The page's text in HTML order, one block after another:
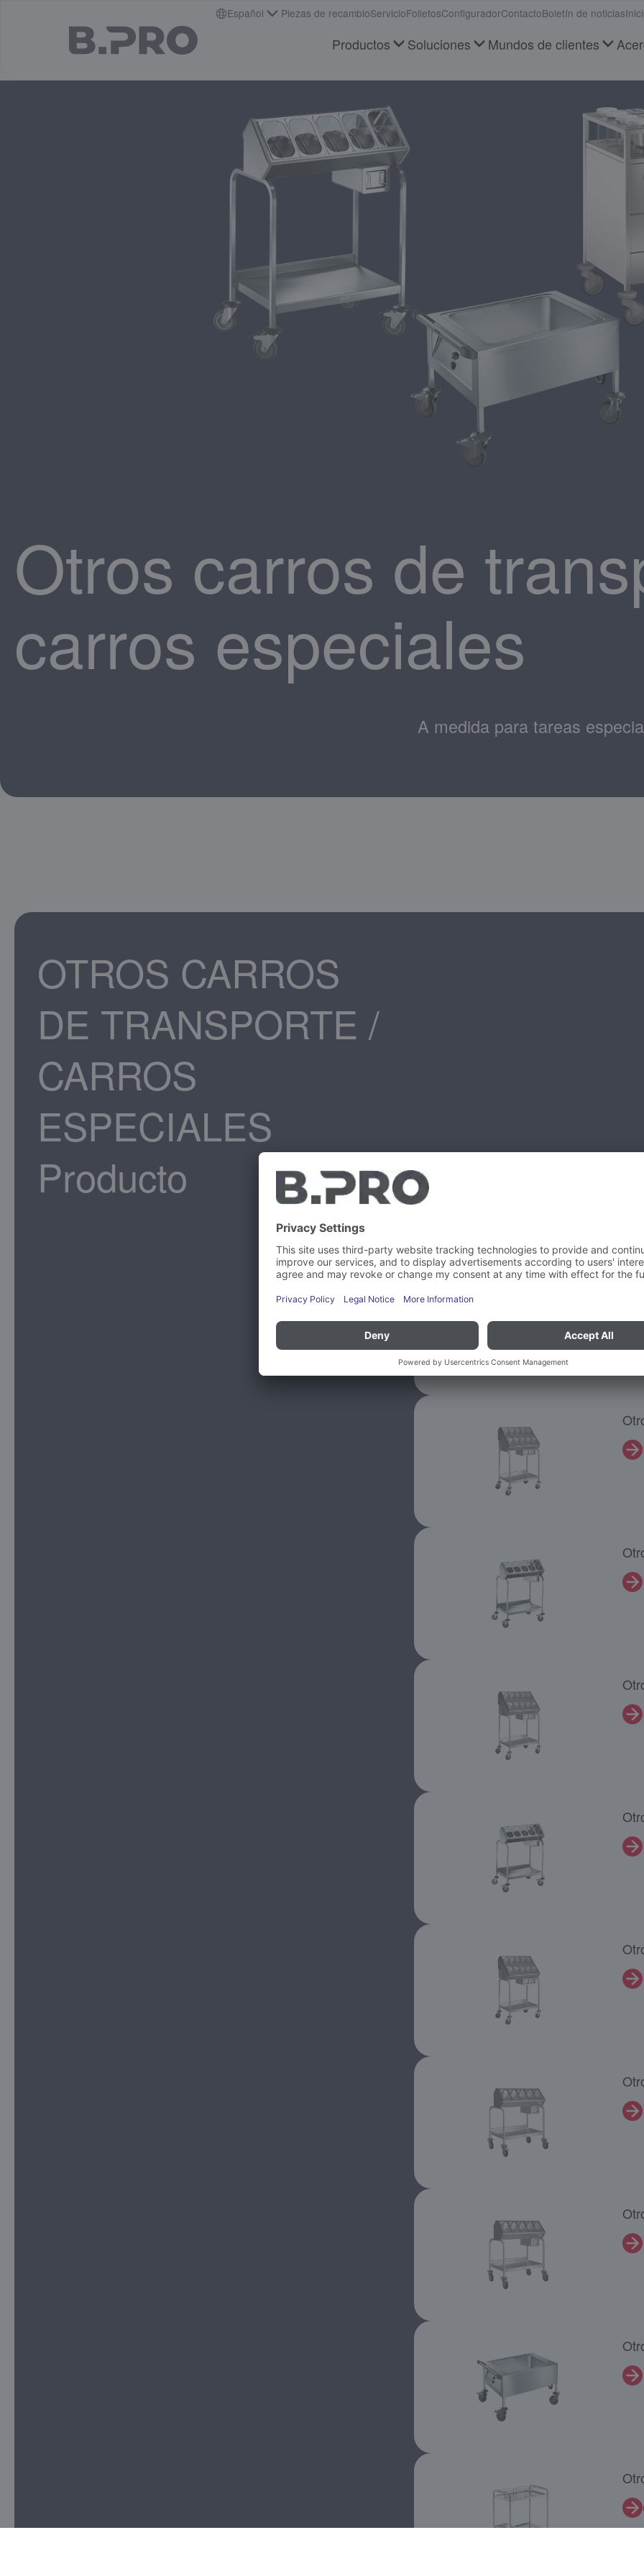
Productos Soluciones Mundos de clientes
Español Piezas de recambioServicioFolletosConfiguradorContactoBoletín de noticias
Otros carros de
carros especiales
A medida para tareas
OTROS CARROS
DE TRANSPORTE /
CARROS
ESPECIALES
Producto